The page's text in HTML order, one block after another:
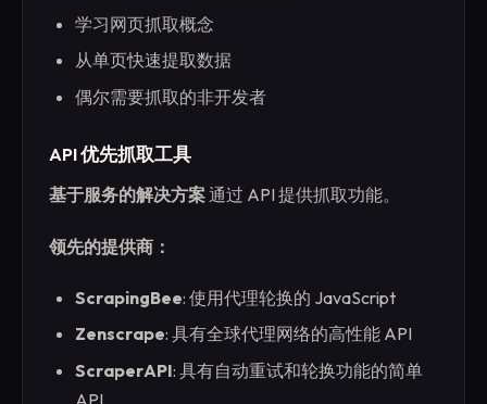
学习网页抓取概念
从单页快速提取数据
偶尔需要抓取的非开发者
API 优先抓取工具
基于服务的解决方案通过 API 提供抓取功能。
领先的提供商：
ScrapingBee: 使用代理轮换的 JavaScript
Zenscrape: 具有全球代理网络的高性能 API
ScraperAPI: 具有自动重试和轮换功能的简单
API